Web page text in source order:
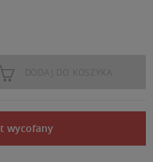
DODAJ DO KOSZYKA
wycofany